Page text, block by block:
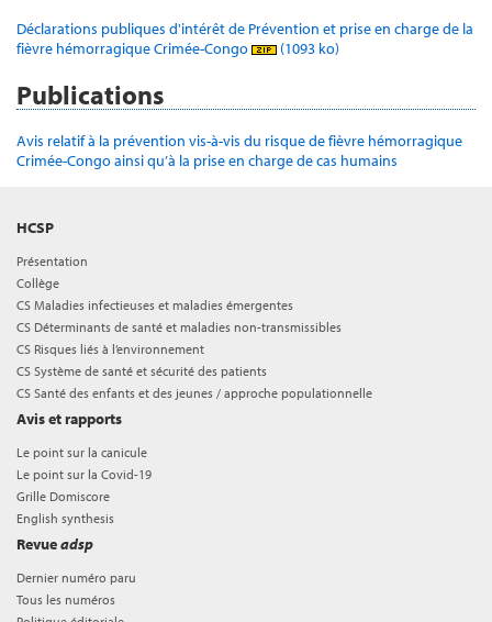
Déclarations publiques d'intérêt de Prévention et prise en charge de la
fièvre hémorragique Crimée-Congo
(1093 ko)
Publications
Avis relatif à la prévention vis-à-vis du risque de fièvre hémorragique
Crimée-Congo ainsi qu’à la prise en charge de cas humains
HCSP
Présentation
Collège
CS Maladies infectieuses et maladies émergentes
CS Déterminants de santé et maladies non-transmissibles
CS Risques liés à l’environnement
CS Système de santé et sécurité des patients
CS Santé des enfants et des jeunes / approche populationnelle
Avis et rapports
Le point sur la canicule
Le point sur la Covid-19
Grille Domiscore
English synthesis
Revueadsp
Dernier numéro paru
Tous les numéros